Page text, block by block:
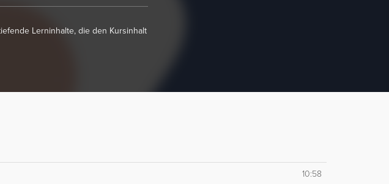
Lerninhalte, die den Kursinhalt
10:58